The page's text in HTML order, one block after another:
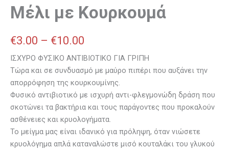
Μέλι με Κουρκουμά
€3.00 – €10.00
ΙΣΧΥΡΟ ΦΥΣΙΚΟ ΑΝΤΙΒΙΟΤΙΚΟ ΓΙΑ ΓΡΙΠΗ
Τώρα και σε συνδυασμό με μαύρο πιπέρι που αυξάνει την
απορρόφηση της κουρκουμίνης.
Φυσικό αντιβιοτικό με ισχυρή αντι-φλεγμονώδη δράση που
σκοτώνει τα βακτήρια και τους παράγοντες που προκαλούν
ασθένειες και κρυολογήματα.
Το μείγμα μας είναι ιδανικό για πρόληψη, όταν νιώσετε
κρυολόγημα απλά καταναλώστε μισό κουταλάκι του γλυκού